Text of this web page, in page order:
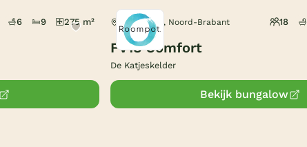
6 9 275 m² Oosterhout, Noord-Brabant 18
FV18 Comfort
De Katjeskelder
Bekijk bungalow